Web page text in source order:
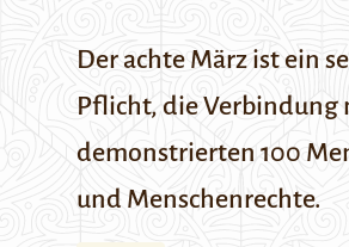
Der achte März ist ein
Pflicht, die Verbindung
demonstrierten 100
und Menschenrechte.